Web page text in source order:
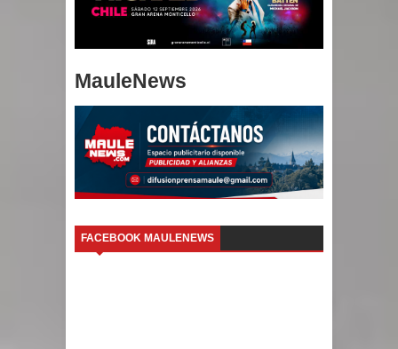
MauleNews
FACEBOOK MAULENEWS